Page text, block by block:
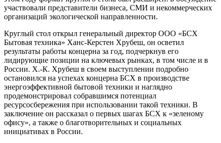
участвовали представители бизнеса, СМИ и некоммерческих
организаций экологической направленности.
Круглый стол открыл генеральный директор ООО «БСХ
Бытовая техника» Ханс-Керстен Хрубеш, он осветил
результаты работы концерна за год, подчеркнув его
лидирующие позиции на ключевых рынках, в том числе и в
России. Х.-К. Хрубеш в своем выступлении подробно
остановился на успехах концерна БСХ в производстве
энергоэффективной бытовой техники и наглядно
продемонстрировал собравшимся потенциал
ресурсосбережения при использовании такой техники. В
заключение он рассказал о первых шагах БСХ к «зеленому
офису», а также о благотворительных и социальных
инициативах в России.